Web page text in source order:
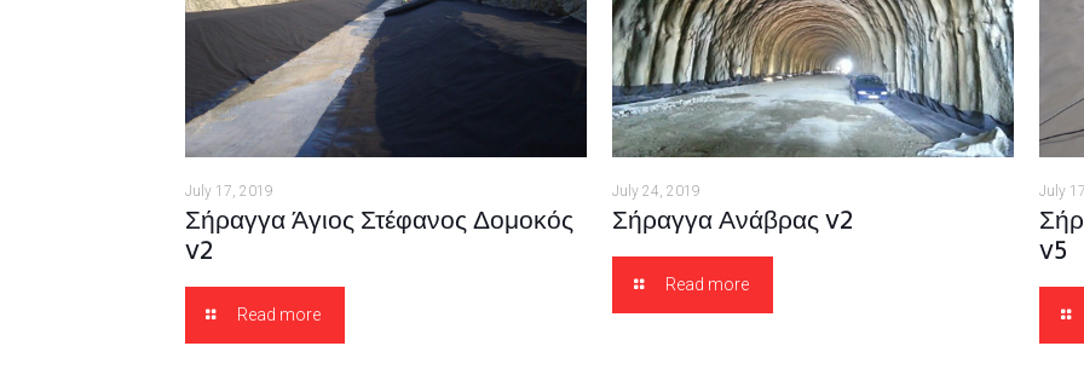
July 17, 2019
Σήραγγα Άγιος Στέφανος Δομοκός
v2
Read more
July 24, 2019
Σήραγγα Ανάβρας v2
Read more
July
v5